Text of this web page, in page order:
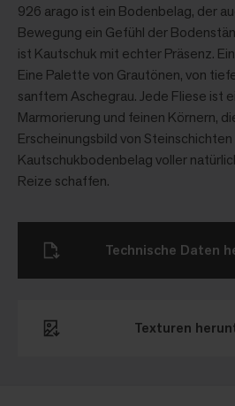
926 arago ist ein Bodenbelag, der
Bewegung ein Gefühl der
ist Kautschuk mit echter Präsenz.
Eine Palette von Grautönen, von
sanftem Aschegrau. Jede Fliese ist
Marmorierung und feinen Körnern,
Erscheinungsbild von
Kautschukbodenbelag voller
Reize schaffen.
Texturen
Technische Daten